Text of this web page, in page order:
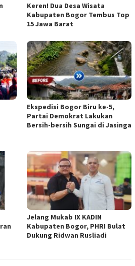
Keren! Dua Desa Wisata
Kabupaten Bogor Tembus Top
15 Jawa Barat
Ekspedisi Bogor Biru ke-5,
Partai Demokrat Lakukan
Bersih-bersih Sungai di Jasinga
Jelang Mukab IX KADIN
Kabupaten Bogor, PHRI Bulat
Dukung Ridwan Rusliadi